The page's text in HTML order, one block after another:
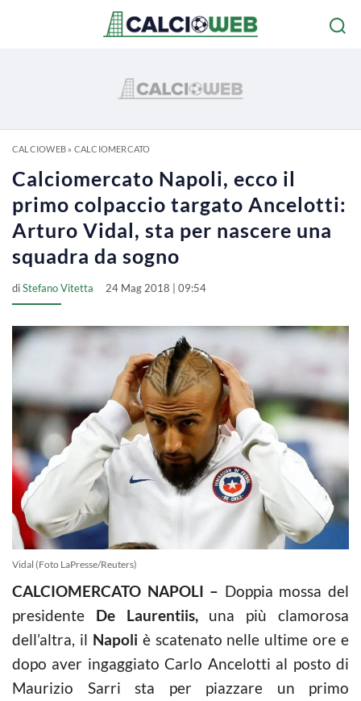
CALCIOWEB» CALCIOMERCATO
Calciomercato Napoli, ecco il
primo colpaccio targato Ancelotti:
Arturo Vidal, sta per nascere una
squadra da sogno
diStefano Vitetta 24 Mag 2018 | 09:54
Vidal (Foto LaPresse/Reuters)
CALCIOMERCATO NAPOLI – Doppia mossa del
presidente De Laurentiis,una più clamorosa
dell’altra, il Napoli è scatenato nelle ultime ore e
dopo aver ingaggiato Carlo Ancelotti al posto di
Maurizio Sarri sta per piazzare un primo